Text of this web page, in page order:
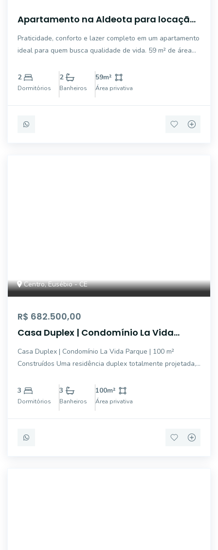
Apartamento na Aldeota para locação
Praticidade, conforto e lazer completo em um apartamento
ideal para quem busca qualidade de vida. 59 m² de área
estar e jantar Varanda Lavabo 2 vagas de garagem Entre
em contato para ma
2
Dormitórios
2
Banheiros
59m²
Área privativa
Centro, Eusébio - CE
R$ 682.500,00
Casa Duplex | Condomínio La Vida
Casa Duplex | Condomínio La Vida Parque | 100 m²
Construídos Uma residência duplex totalmente projetada,
conforto, praticidade e funcionalidade. Com ambientes
bem distribuídos, decoração contemporâne
3
Dormitórios
3
Banheiros
100m²
Área privativa